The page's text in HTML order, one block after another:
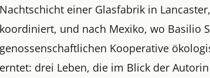
Nachtschicht einer Glasfabrik in
koordiniert, und nach Mexiko, wo Basilio
genossenschaftlichen Kooperative
erntet: drei Leben, die im Blick der